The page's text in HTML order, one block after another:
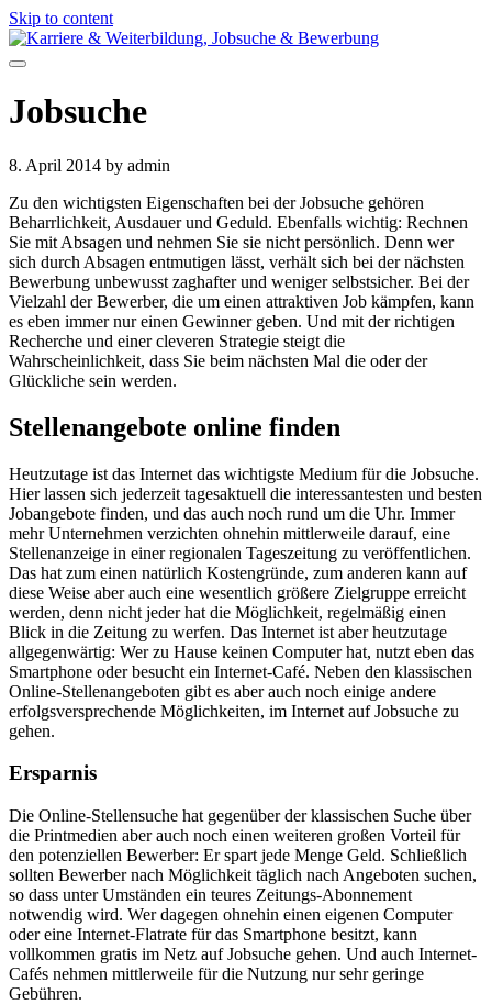
Skip to content
Jobsuche
8. April 2014 by admin
Zu den wichtigsten Eigenschaften bei der Jobsuche gehören
Beharrlichkeit, Ausdauer und Geduld. Ebenfalls wichtig: Rechnen
Sie mit Absagen und nehmen Sie sie nicht persönlich. Denn wer
sich durch Absagen entmutigen lässt, verhält sich bei der nächsten
Bewerbung unbewusst zaghafter und weniger selbstsicher. Bei der
Vielzahl der Bewerber, die um einen attraktiven Job kämpfen, kann
es eben immer nur einen Gewinner geben. Und mit der richtigen
Recherche und einer cleveren Strategie steigt die
Wahrscheinlichkeit, dass Sie beim nächsten Mal die oder der
Glückliche sein werden.
Stellenangebote online finden
Heutzutage ist das Internet das wichtigste Medium für die Jobsuche.
Hier lassen sich jederzeit tagesaktuell die interessantesten und besten
Jobangebote finden, und das auch noch rund um die Uhr. Immer
mehr Unternehmen verzichten ohnehin mittlerweile darauf, eine
Stellenanzeige in einer regionalen Tageszeitung zu veröffentlichen.
Das hat zum einen natürlich Kostengründe, zum anderen kann auf
diese Weise aber auch eine wesentlich größere Zielgruppe erreicht
werden, denn nicht jeder hat die Möglichkeit, regelmäßig einen
Blick in die Zeitung zu werfen. Das Internet ist aber heutzutage
allgegenwärtig: Wer zu Hause keinen Computer hat, nutzt eben das
Smartphone oder besucht ein Internet-Café. Neben den klassischen
Online-Stellenangeboten gibt es aber auch noch einige andere
erfolgsversprechende Möglichkeiten, im Internet auf Jobsuche zu
gehen.
Ersparnis
Die Online-Stellensuche hat gegenüber der klassischen Suche über
die Printmedien aber auch noch einen weiteren großen Vorteil für
den potenziellen Bewerber: Er spart jede Menge Geld. Schließlich
sollten Bewerber nach Möglichkeit täglich nach Angeboten suchen,
so dass unter Umständen ein teures Zeitungs-Abonnement
notwendig wird. Wer dagegen ohnehin einen eigenen Computer
oder eine Internet-Flatrate für das Smartphone besitzt, kann
vollkommen gratis im Netz auf Jobsuche gehen. Und auch Internet-
Cafés nehmen mittlerweile für die Nutzung nur sehr geringe
Gebühren.